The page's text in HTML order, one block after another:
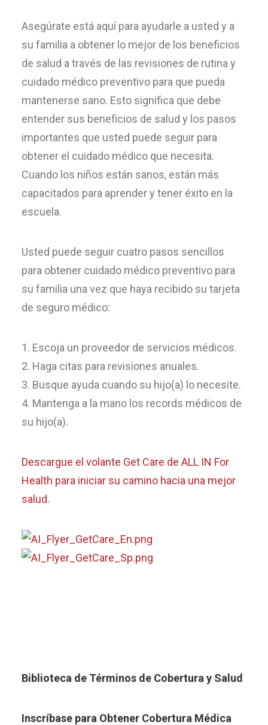
Asegúrate está aquí para ayudarle a usted y a
su familia a obtener lo mejor de los beneficios
de salud a través de las revisiones de rutina y
cuidado médico preventivo para que pueda
mantenerse sano. Esto significa que debe
entender sus beneficios de salud y los pasos
importantes que usted puede seguir para
obtener el cuidado médico que necesita.
Cuando los niños están sanos, están más
capacitados para aprender y tener éxito en la
escuela.
Usted puede seguir cuatro pasos sencillos
para obtener cuidado médico preventivo para
su familia una vez que haya recibido su tarjeta
de seguro médico:
Escoja un proveedor de servicios médicos.
Haga citas para revisiones anuales.
Busque ayuda cuando su hijo(a) lo necesite.
Mantenga a la mano los records médicos de
su hijo(a).
Descargue el volante Get Care de ALL IN For
Health para iniciar su camino hacia una mejor
salud.
Biblioteca de Términos de Cobertura y Salud
Inscríbase para Obtener Cobertura Médica